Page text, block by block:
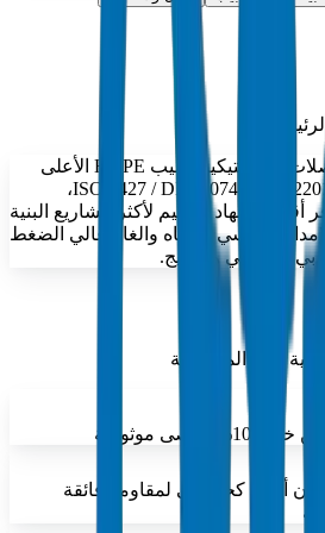
تصنّع كراون للأنابيب والوصلات البلاستيكية أنابيب HDPE الأعلى
درجة PE100 وفق معايير ISO 4427 / DIN 8074 / EN 12201،
توفر أقصى إجهاد تصميم لأكثر مشاريع البنية
الرئيسي بالمياه والغاز عالي الضغط
وأبوظبي والخليج.
لهذه المجموعة
موثوقية
2.5% كربون أسود كحد أدنى لمقاومة فائقة